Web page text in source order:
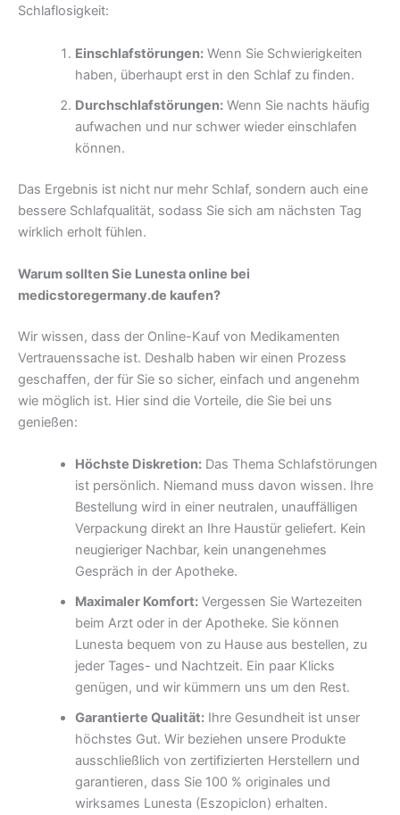
Schlaflosigkeit:
Einschlafstörungen:Wenn Sie Schwierigkeiten
haben, überhaupt erst in den Schlaf zu finden.
Durchschlafstörungen:Wenn Sie nachts häufig
aufwachen und nur schwer wieder einschlafen
können.
Das Ergebnis ist nicht nur mehr Schlaf, sondern auch eine
bessere Schlafqualität, sodass Sie sich am nächsten Tag
wirklich erholt fühlen.
Warum sollten Sie Lunesta online bei
medicstoregermany.de kaufen?
Wir wissen, dass der Online-Kauf von Medikamenten
Vertrauenssache ist. Deshalb haben wir einen Prozess
geschaffen, der für Sie so sicher, einfach und angenehm
wie möglich ist. Hier sind die Vorteile, die Sie bei uns
genießen:
Höchste Diskretion:Das Thema Schlafstörungen
ist persönlich. Niemand muss davon wissen. Ihre
Bestellung wird in einer neutralen, unauffälligen
Verpackung direkt an Ihre Haustür geliefert. Kein
neugieriger Nachbar, kein unangenehmes
Gespräch in der Apotheke.
Maximaler Komfort:Vergessen Sie Wartezeiten
beim Arzt oder in der Apotheke. Sie können
Lunesta bequem von zu Hause aus bestellen, zu
jeder Tages- und Nachtzeit. Ein paar Klicks
genügen, und wir kümmern uns um den Rest.
Garantierte Qualität:Ihre Gesundheit ist unser
höchstes Gut. Wir beziehen unsere Produkte
ausschließlich von zertifizierten Herstellern und
garantieren, dass Sie 100 % originales und
wirksames Lunesta (Eszopiclon) erhalten.